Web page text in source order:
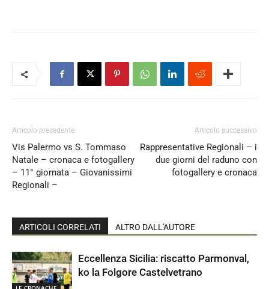
Articolo precedente
Vis Palermo vs S. Tommaso
Natale – cronaca e fotogallery
– 11° giornata – Giovanissimi
Regionali –
Articolo successivo
Rappresentative Regionali – i
due giorni del raduno con
fotogallery e cronaca
ARTICOLI CORRELATI ALTRO DALL'AUTORE
Eccellenza Sicilia: riscatto Parmonval,
ko la Folgore Castelvetrano